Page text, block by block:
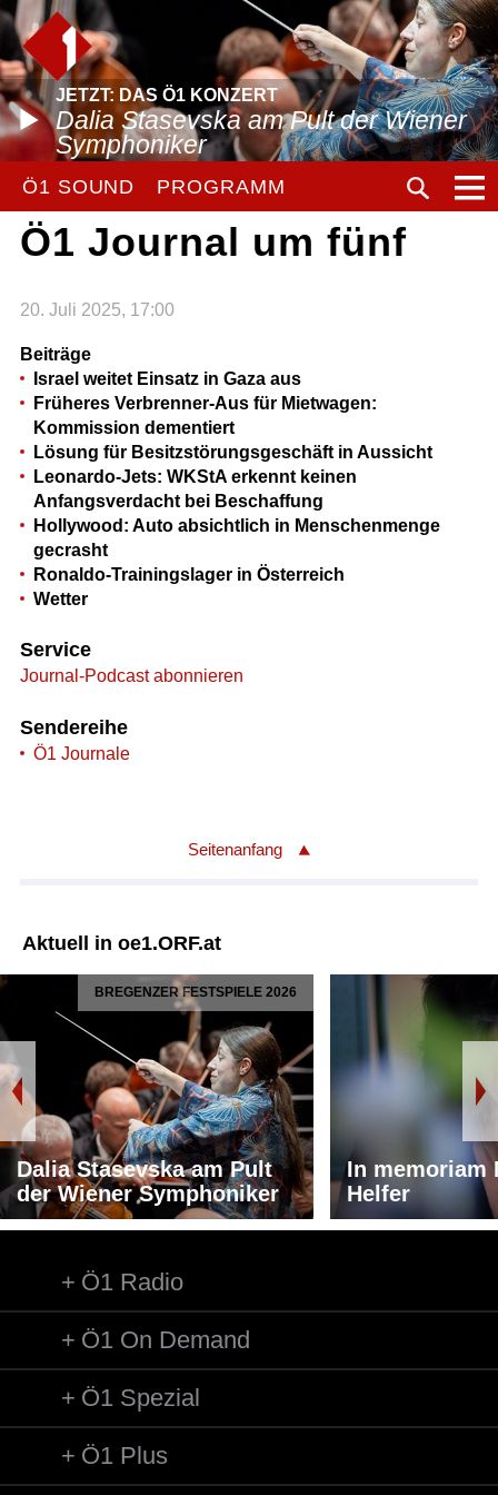
JETZT: DAS Ö1 KONZERT
Dalia Stasevska am Pult der Wiener
Symphoniker
Ö1 SOUND PROGRAMM
Ö1 Journal um fünf
20. Juli 2025, 17:00
Beiträge
Israel weitet Einsatz in Gaza aus
Früheres Verbrenner-Aus für Mietwagen:
Kommission dementiert
Lösung für Besitzstörungsgeschäft in Aussicht
Leonardo-Jets: WKStA erkennt keinen
Anfangsverdacht bei Beschaffung
Hollywood: Auto absichtlich in Menschenmenge
gecrasht
Ronaldo-Trainingslager in Österreich
Wetter
Service
Journal-Podcast abonnieren
Sendereihe
Ö1 Journale
Seitenanfang
Aktuell in oe1.ORF.at
BREGENZER FESTSPIELE 2026
Dalia Stasevska am Pult
der Wiener Symphoniker
In memoriam
Helfer
Ö1 Radio
Ö1 On Demand
Ö1 Spezial
Ö1 Plus